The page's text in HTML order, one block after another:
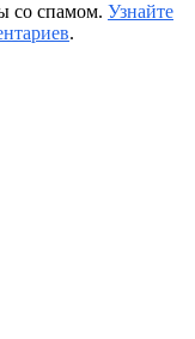
со спамом. Узнайте
.